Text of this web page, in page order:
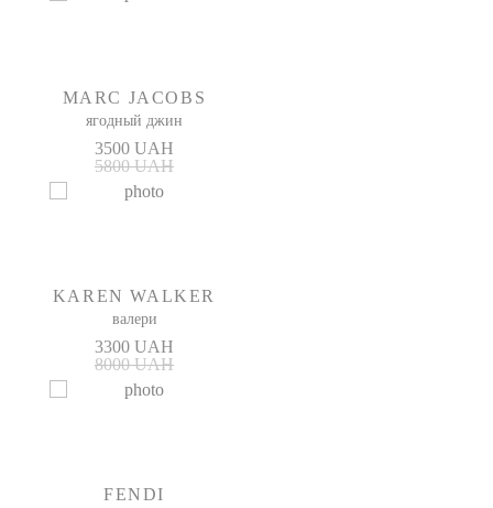
MARC JACOBS
ягодный джин
3500 UAH
5800 UAH
KAREN WALKER
валери
3300 UAH
8000 UAH
FENDI